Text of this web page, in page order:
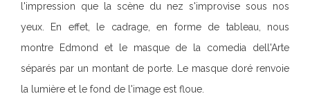
l'impression que la scène du nez s'improvise sous nos
yeux. En effet, le cadrage, en forme de tableau, nous
montre Edmond et le masque de la comedia dell'Arte
séparés par un montant de porte. Le masque doré renvoie
la lumière et le fond de l'image est floue.